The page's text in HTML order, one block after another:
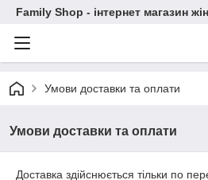
Family Shop - інтернет магазин
Умови доставки та оплати
Умови доставки та оплати
Доставка здійснюється тільки по